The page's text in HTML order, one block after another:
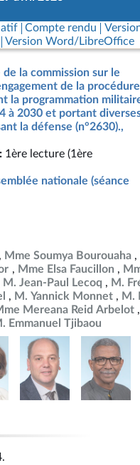
Compte rendu
Version Word/LibreOffice
de la commission sur le
de la procédure
la programmation
à 2030 et portant
la défense (n°2630).,
1ère lecture (1ère
nationale (séance
Mme Soumya Bourouaha
Mme Elsa Faucillon
M. Jean-Paul Lecoq
M.
M. Yannick Monnet
M.
Mereana Reid Arbelot
Emmanuel Tjibaou